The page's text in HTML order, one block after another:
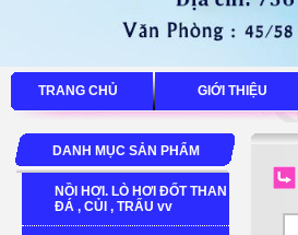
TRANG CHỦ GIỚI THIỆU
DANH MỤC SẢN PHẨM
NỒI HƠI. LÒ HƠI ĐỐT THAN
ĐÁ , CỦI , TRẤU vv